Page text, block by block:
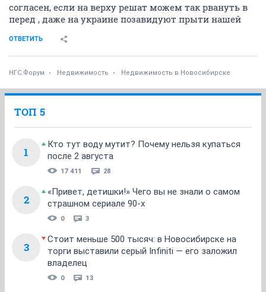
согласен, если на верху решат можем так рвануть в
перед , даже на украине позавидуют прыти нашей
ОТВЕТИТЬ
НГС.Форум Недвижимость Недвижимость в Новосибирске
ТОП 5
1
Кто тут воду мутит? Почему нельзя купаться
после 2 августа
17 411 28
2
«Привет, детишки!» Чего вы не знали о самом
страшном сериале 90-х
0 3
3
Стоит меньше 500 тысяч: в Новосибирске на
торги выставили серый Infiniti — его заложил
владелец
0 13